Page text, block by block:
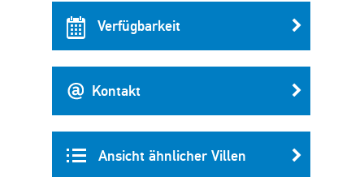
Verfügbarkeit
Kontakt
Ansicht ähnlicher Villen